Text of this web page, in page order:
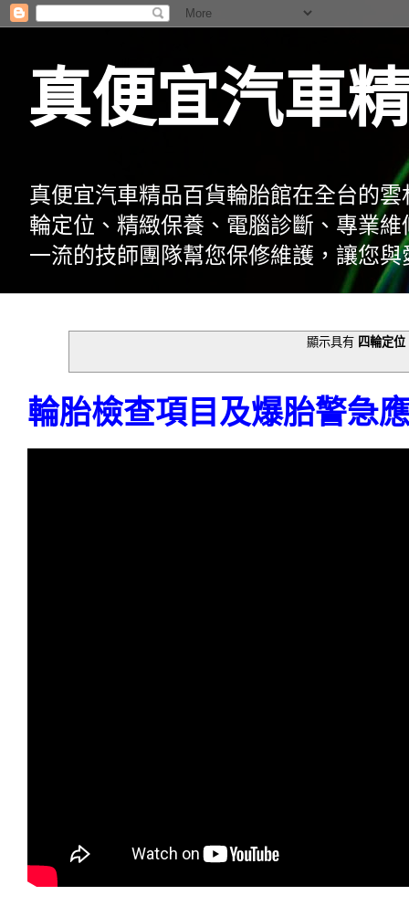
真便宜汽車
真便宜汽車精品百貨輪胎館在全台的
輪定位、精緻保養、電腦診斷、專業
一流的技師團隊幫您保修維護，讓您
顯示具有 四輪定位
輪胎檢查項目及爆胎警急